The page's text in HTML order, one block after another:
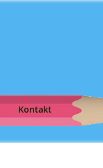
Kontakt